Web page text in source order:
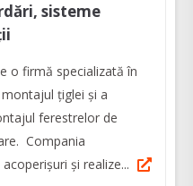
sisteme
o firmă specializată în
țiglei și a
ferestrelor de
Compania
și realize...